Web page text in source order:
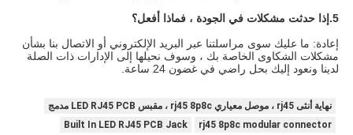
5. إذا حدثت مشكلات في الجودة ، فماذا أفعل؟
إعادة: ما عليك سوى مراسلتنا عبر البريد الإلكتروني أو الاتصال بنا بشأن
مشكلات الشكاوى الخاصة بك ، وسوف نحيلها إلى الإدارات ذات الصلة
لدينا ونعود إليك بحل راضي في غضون 24 ساعة.
نهاية أنثى rj45 ، موصل معياري rj45 8p8c ، مقبس LED RJ45 PCB مدمج
rj45 8p8c modular connector
Built In LED RJ45 PCB Jack